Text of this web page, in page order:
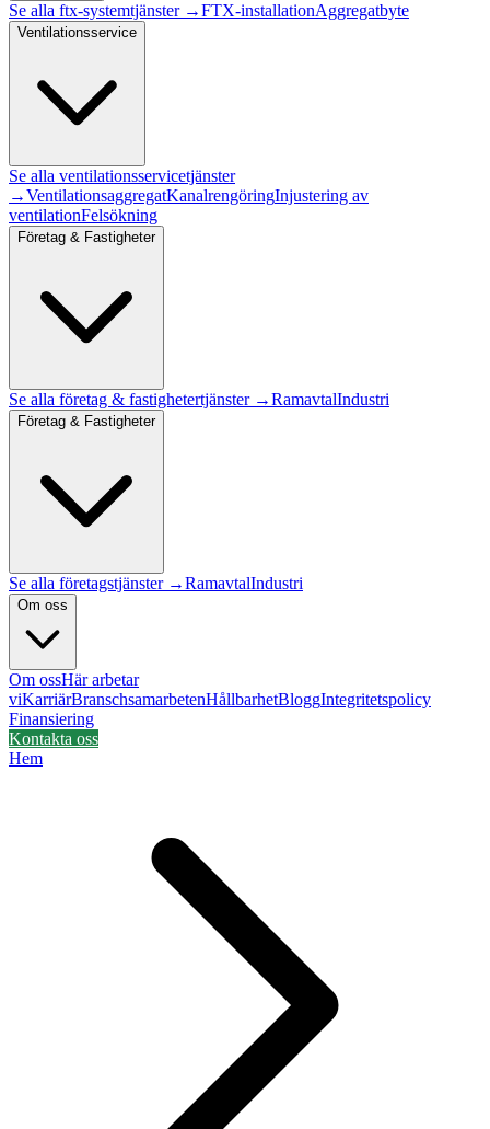
Se alla ftx-systemtjänster →FTX-installationAggregatbyte
Ventilationsservice
Se alla ventilationsservicetjänster
→VentilationsaggregatKanalrengöringInjustering av
ventilationFelsökning
Företag & Fastigheter
Se alla företag & fastighetertjänster →RamavtalIndustri
Företag & Fastigheter
Se alla företagstjänster →RamavtalIndustri
Om oss
Om ossHär arbetar
viKarriärBranschsamarbetenHållbarhetBloggIntegritetspolicy
Finansiering
Kontakta oss
Hem